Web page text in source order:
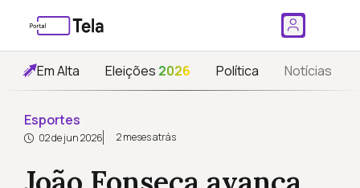
Em Alta Eleições 2026 Política Notícias
Esportes
02 de jun 2026 2 meses atrás